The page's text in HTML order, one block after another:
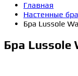
Главная
Настенные
Бра Lussole
Бра Lussole